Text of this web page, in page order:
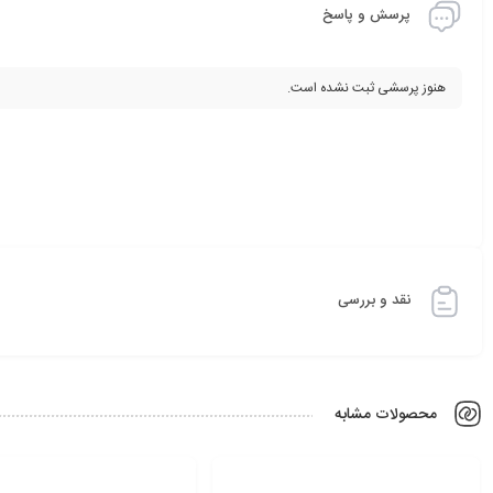
پرسش و پاسخ
هنوز پرسشی ثبت نشده است.
نقد و بررسی
محصولات مشابه